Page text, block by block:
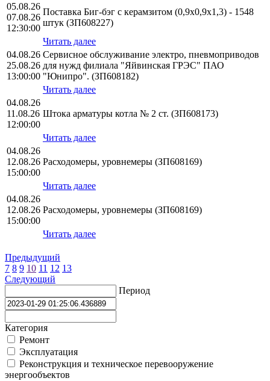
05.08.26
07.08.26
12:30:00
Поставка Биг-бэг с керамзитом (0,9х0,9х1,3) - 1548
штук (ЗП608227)
Читать далее
04.08.26
25.08.26
13:00:00
Сервисное обслуживание электро, пневмоприводов
для нужд филиала "Яйвинская ГРЭС" ПАО
"Юнипро". (ЗП608182)
Читать далее
04.08.26
11.08.26
12:00:00
Штока арматуры котла № 2 ст. (ЗП608173)
Читать далее
04.08.26
12.08.26
15:00:00
Расходомеры, уровнемеры (ЗП608169)
Читать далее
04.08.26
12.08.26
15:00:00
Расходомеры, уровнемеры (ЗП608169)
Читать далее
Предыдущий
7 8 9 10 11 12 13
Следующий
Период
Категория
Ремонт
Эксплуатация
Реконструкция и техническое перевооружение
энергообъектов